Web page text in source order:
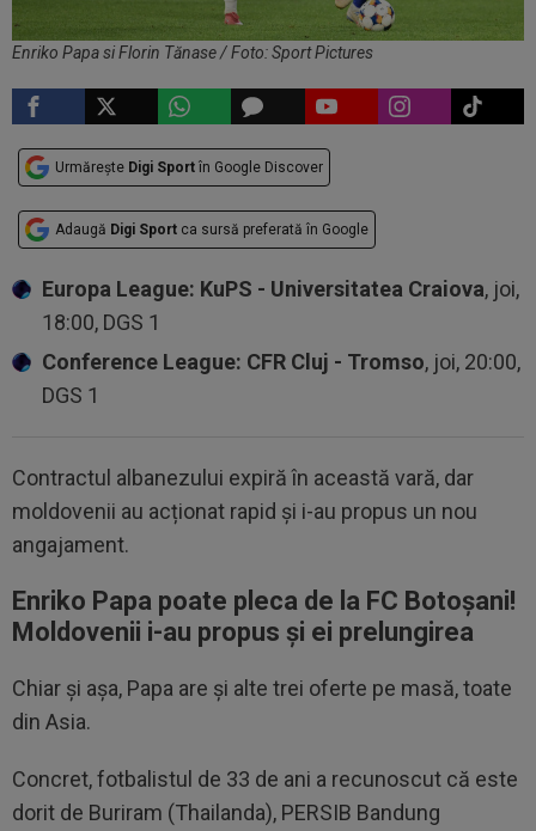
Enriko Papa si Florin Tănase / Foto: Sport Pictures
Urmărește Digi Sport în Google Discover
Adaugă Digi Sport ca sursă preferată în Google
Europa League: KuPS - Universitatea Craiova, joi,
18:00, DGS 1
Conference League: CFR Cluj - Tromso, joi, 20:00,
DGS 1
Contractul albanezului expiră în această vară, dar
moldovenii au acționat rapid și i-au propus un nou
angajament.
Enriko Papa poate pleca de la FC Botoșani!
Moldovenii i-au propus și ei prelungirea
Chiar și așa, Papa are și alte trei oferte pe masă, toate
din Asia.
Concret, fotbalistul de 33 de ani a recunoscut că este
dorit de Buriram (Thailanda), PERSIB Bandung